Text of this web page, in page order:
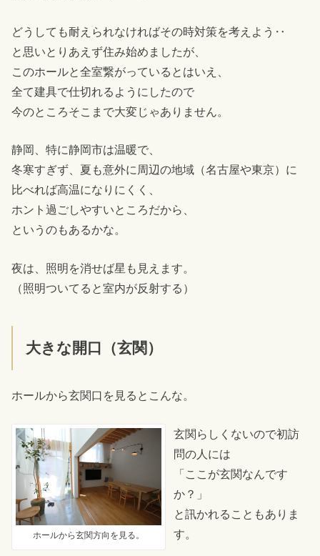
どうしても耐えられなければその時対策を考えよう‥
と思いとりあえず住み始めましたが、
このホールと全室繋がっているとはいえ、
全て建具で仕切れるようにしたので
今のところそこまで大変じゃありません。
静岡、特に静岡市は温暖で、
冬寒すぎず、夏も意外に周辺の地域（名古屋や東京）に
比べれば高温になりにくく、
ホント過ごしやすいところだから、
というのもあるかな。
夜は、照明を消せば星も見えます。
（照明ついてると室内が反射する）
大きな開口（玄関）
ホールから玄関口を見るとこんな。
ホールから玄関方向を見る。
玄関らしくないので初訪
問の人には
「ここが玄関なんです
か？」
と訊かれることもありま
す。